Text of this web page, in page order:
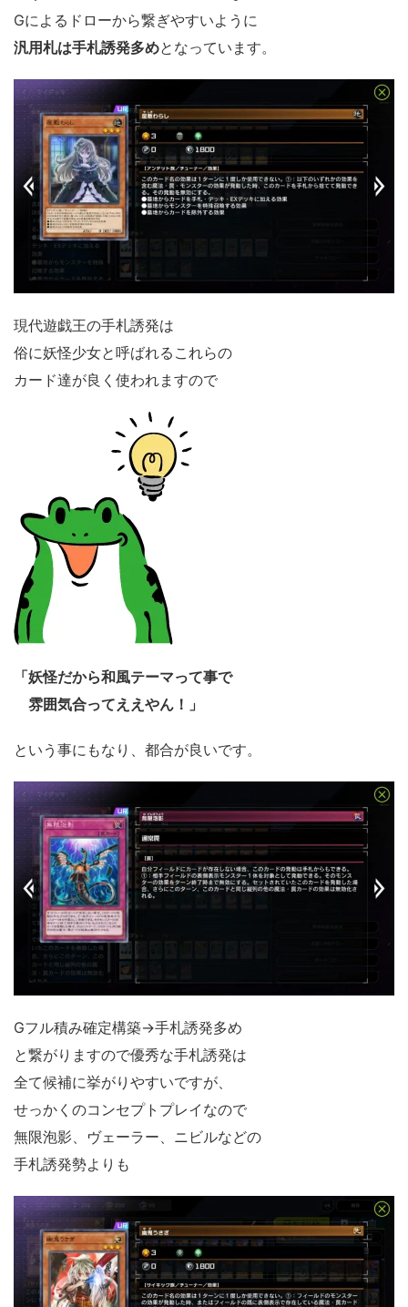
Gによるドローから繋ぎやすいように
汎用札は手札誘発多めとなっています。
現代遊戯王の手札誘発は
俗に妖怪少女と呼ばれるこれらの
カード達が良く使われますので
「妖怪だから和風テーマって事で
雰囲気合ってええやん！」
という事にもなり、都合が良いです。
Gフル積み確定構築→手札誘発多め
と繋がりますので優秀な手札誘発は
全て候補に挙がりやすいですが、
せっかくのコンセプトプレイなので
無限泡影、ヴェーラー、ニビルなどの
手札誘発勢よりも